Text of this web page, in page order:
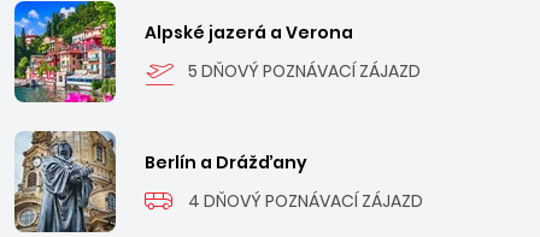
Alpské jazerá a Verona
5 DŇOVÝ POZNÁVACÍ ZÁJAZD
Berlín a Drážďany
4 DŇOVÝ POZNÁVACÍ ZÁJAZD